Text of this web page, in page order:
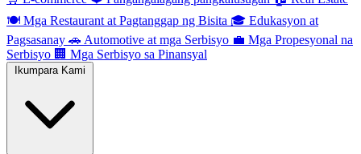
🍽️ Mga Restaurant at Pagtanggap ng Bisita 🎓 Edukasyon at
Pagsasanay 🚗 Automotive at mga Serbisyo 💼 Mga Propesyonal na
Serbisyo 🏢 Mga Serbisyo sa Pinansyal
Ikumpara Kami